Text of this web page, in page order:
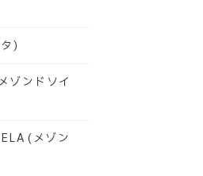
)
ンドソイ
(メゾン